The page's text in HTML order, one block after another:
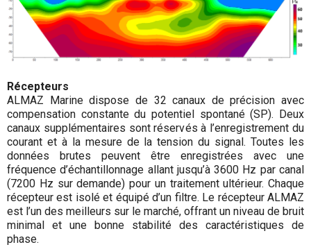
Récepteurs
ALMAZ Marine dispose de 32 canaux de précision avec
compensation constante du potentiel spontané (SP). Deux
canaux supplémentaires sont réservés à l’enregistrement du
courant et à la mesure de la tension du signal. Toutes les
données brutes peuvent être enregistrées avec une
fréquence d’échantillonnage allant jusqu’à 3600 Hz par canal
(7200 Hz sur demande) pour un traitement ultérieur. Chaque
récepteur est isolé et équipé d’un filtre. Le récepteur ALMAZ
est l’un des meilleurs sur le marché, offrant un niveau de bruit
minimal et une bonne stabilité des caractéristiques de
phase.